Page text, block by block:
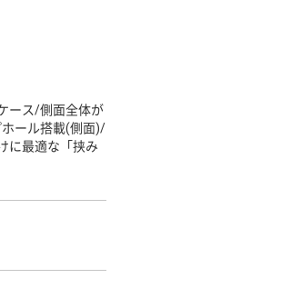
ース/側面全体が
ール搭載(側面)/
に最適な「挟み